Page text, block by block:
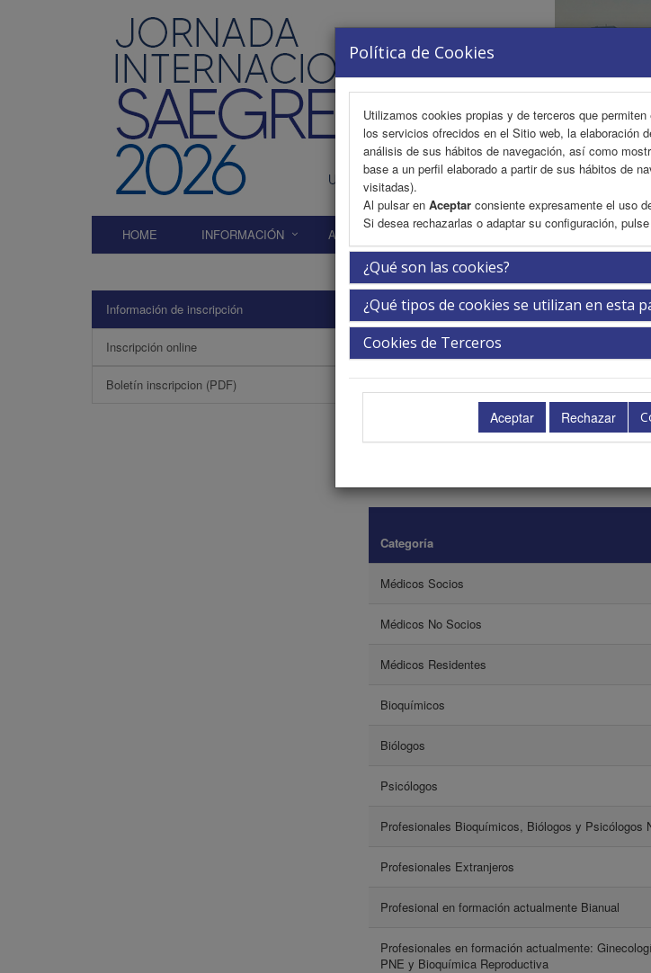
Política de Cookies
Utilizamos cookies propias y de terceros que
los servicios ofrecidos en el Sitio web, la elaboración
análisis de sus hábitos de navegación, así como
base a un perfil elaborado a partir de sus hábitos de
visitadas).
Al pulsar en Aceptar consiente expresamente el uso
Si desea rechazarlas o adaptar su configuración,
¿Qué son las cookies?
¿Qué tipos de cookies se utilizan en esta
Cookies de Terceros
HOME INFORMACIÓN AREA CIENTÍFICA INSCRIPCIÓN EXP.
Información de inscripción
Inscripción online
Boletín inscripcion (PDF) Información de inscripción
Las inscripciones se pueden realizar directamente
boletín de inscripción (pdf) a la Secretaría Técnica
Categoría
Médicos Socios
Médicos No Socios
Médicos Residentes
Bioquímicos
Biólogos
Psicólogos
Profesionales Bioquímicos, Biólogos y Psicólogos
Profesionales Extranjeros
Profesional en formación actualmente Bianual
Profesionales en formación actualmente:
PNE y Bioquímica Reproductiva